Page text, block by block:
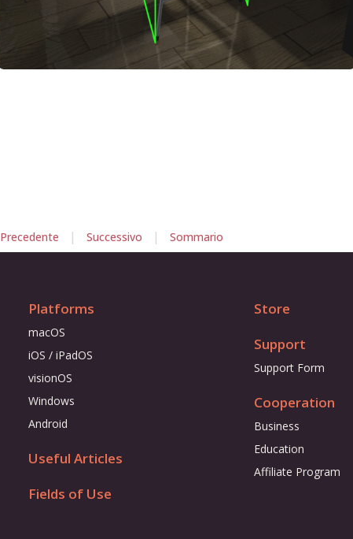
Precedente | Successivo | Sommario
Platforms
macOS
iOS / iPadOS
visionOS
Windows
Android
Useful Articles
Fields of Use
Store
Support
Support Form
Cooperation
Business
Education
Affiliate Program